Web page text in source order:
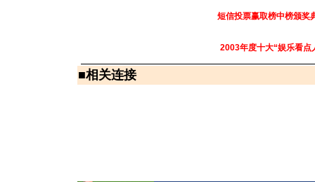
短信投票赢取榜中榜颁奖
2003年度十大“娱乐看点
■相关连接